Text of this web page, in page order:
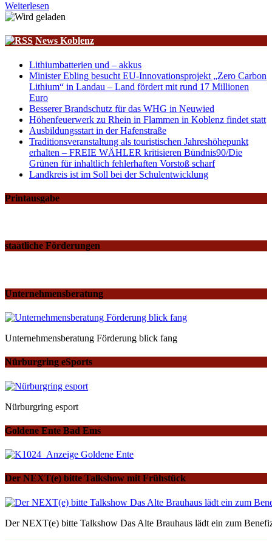
Weiterlesen
News Koblenz
Lithiumbatterien und – akkus
Minister Ebling besucht EU-Innovationsprojekt „Zero Carbon
Lithium“ in Landau – Land fördert mit rund 17 Millionen
Euro
Besserer Brandschutz für das WHG in Neuwied
Höhenfeuerwerk zu Rhein in Flammen in Koblenz findet statt
Ausbildungsstart in der Hafenstraße
Traditionsveranstaltung als touristischen Jahreshöhepunkt
erhalten – FREIE WÄHLER kritisieren Bündnis90/Die
Grünen für inhaltlich fehlerhaften Vorstoß scharf
Landkreis ist im Soll bei der Schulentwicklung
Printausgabe
staatliche Förderungen
Unternehmensberatung
Unternehmensberatung Förderung blick fang
Nürburgring eSports
Nürburgring esport
Goldene Ente Bad Ems
Der NEXT(e) bitte Talkshow mit Frühstück
Der NEXT(e) bitte Talkshow Das Alte Brauhaus lädt ein zum